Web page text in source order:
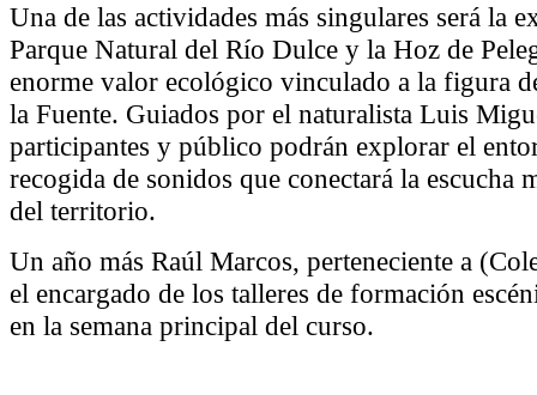
Una de las actividades más singulares será la
Parque Natural del Río Dulce y la Hoz de
enorme valor ecológico vinculado a la figura
la Fuente. Guiados por el naturalista Luis
participantes y público podrán explorar el
recogida de sonidos que conectará la escucha
del territorio.
Un año más Raúl Marcos, perteneciente a
el encargado de los talleres de formación
en la semana principal del curso.